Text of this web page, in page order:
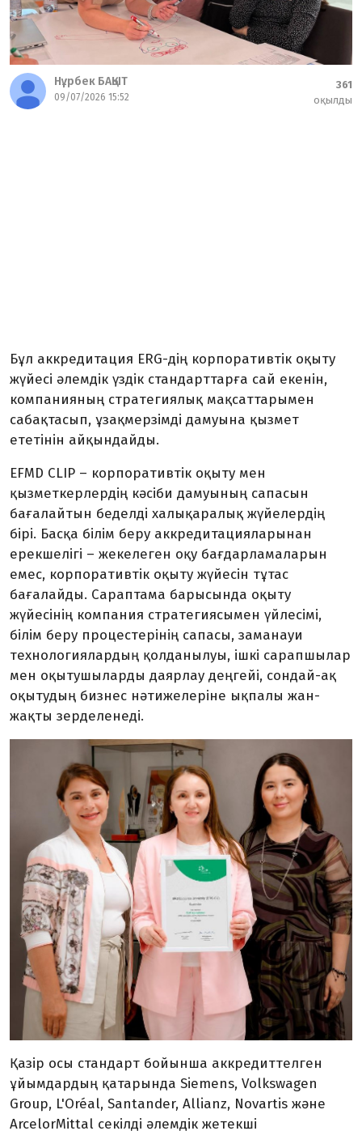
Нұрбек БАҚЫТ
09/07/2026 15:52
361
оқылды
Бұл аккредитация ERG-дің корпоративтік оқыту
жүйесі әлемдік үздік стандарттарға сай екенін,
компанияның стратегиялық мақсаттарымен
сабақтасып, ұзақмерзімді дамуына қызмет
ететінін айқындайды.
EFMD CLIP – корпоративтік оқыту мен
қызметкерлердің кәсіби дамуының сапасын
бағалайтын беделді халықаралық жүйелердің
бірі. Басқа білім беру аккредитацияларынан
ерекшелігі – жекелеген оқу бағдарламаларын
емес, корпоративтік оқыту жүйесін тұтас
бағалайды. Сараптама барысында оқыту
жүйесінің компания стратегиясымен үйлесімі,
білім беру процестерінің сапасы, заманауи
технологиялардың қолданылуы, ішкі сарапшылар
мен оқытушыларды даярлау деңгейі, сондай-ақ
оқытудың бизнес нәтижелеріне ықпалы жан-
жақты зерделенеді.
Қазір осы стандарт бойынша аккредиттелген
ұйымдардың қатарында Siemens, Volkswagen
Group, L'Oréal, Santander, Allianz, Novartis және
ArcelorMittal секілді әлемдік жетекші